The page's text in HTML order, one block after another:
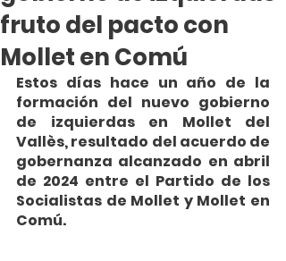
fruto del pacto con
Mollet en Comú
Estos días hace un año de la
formación del nuevo gobierno
de izquierdas en Mollet del
Vallès, resultado del acuerdo de
gobernanza alcanzado en abril
de 2024 entre el Partido de los
Socialistas de Mollet y Mollet en
Comú.